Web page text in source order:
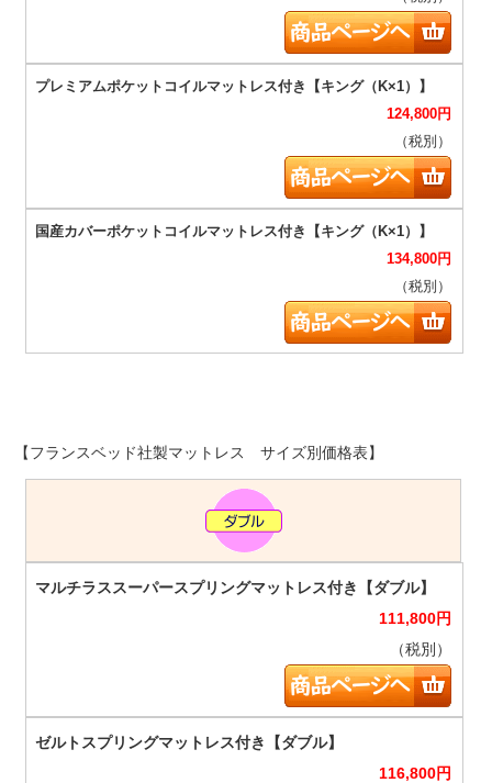
124,800円
（税別）
134,800円
（税別）
【フランスベッド社製マットレス サイズ別価格表】
111,800円
（税別）
116,800円